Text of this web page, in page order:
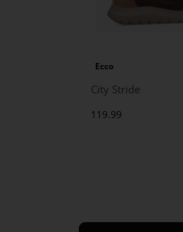
Ecco
City Stride
119.99